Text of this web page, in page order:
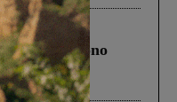
cui morirono
schianto, il
fra tir....